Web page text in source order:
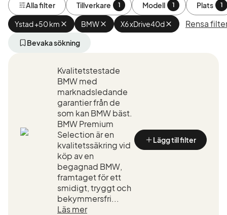
Alla filter Tillverkare 1 Modell 1 Plats 1
Ystad +50 km Ta
bort
aktivt
+50
km
(Plats)
BMW Ta
bort
(Tillverkare)
X6 xDrive40d Ta
bort
Rensa
Bevaka sökning
Kvalitetstestade
BMW med
marknadsledande
garantier från de
som kan BMW bäst.
BMW Premium
Selection är en
kvalitetssäkring vid
köp av en
begagnad BMW,
framtaget för ett
smidigt, tryggt och
bekymmersfri...
Läs mer
Lägg till filter